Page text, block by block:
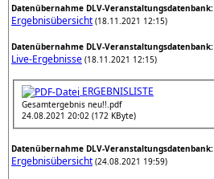
Datenübernahme DLV-Veranstaltungsdatenbank:
Ergebnisübersicht (18.11.2021 12:15)
Datenübernahme DLV-Veranstaltungsdatenbank:
Live-Ergebnisse (18.11.2021 12:15)
ERGEBNISLISTE
Gesamtergebnis neu!!.pdf
24.08.2021 20:02 (172 KByte)
Datenübernahme DLV-Veranstaltungsdatenbank:
Ergebnisübersicht (24.08.2021 19:59)